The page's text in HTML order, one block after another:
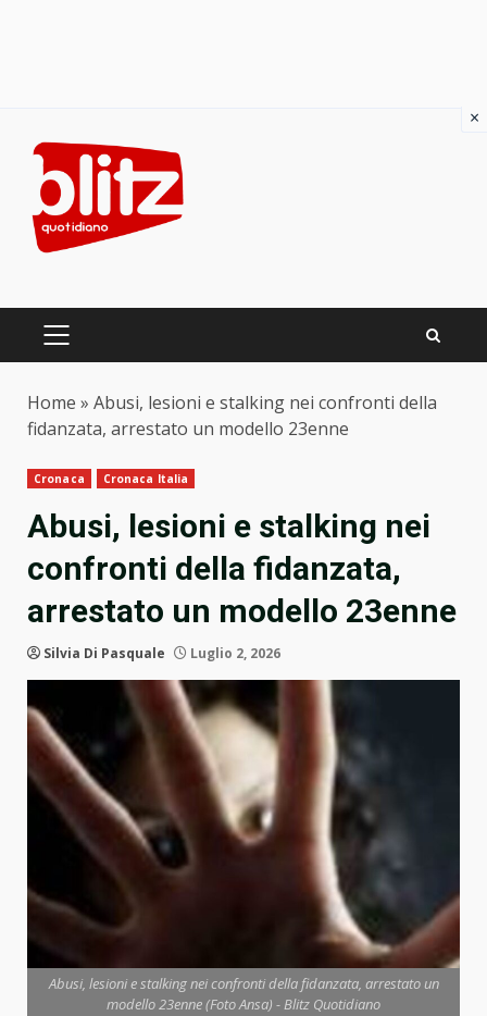
content
PRIMARY
Home » Abusi, lesioni e stalking nei confronti della
fidanzata, arrestato un modello 23enne
Cronaca Cronaca Italia
Abusi, lesioni e stalking nei
confronti della fidanzata,
arrestato un modello 23enne
Silvia Di Pasquale Luglio 2, 2026
Abusi, lesioni e stalking nei confronti della fidanzata, arrestato un
modello 23enne (Foto Ansa) - Blitz Quotidiano
×